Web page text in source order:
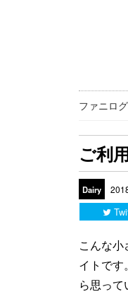
ファニログ
ご利
Dairy
こんな
イトで
ら思っ